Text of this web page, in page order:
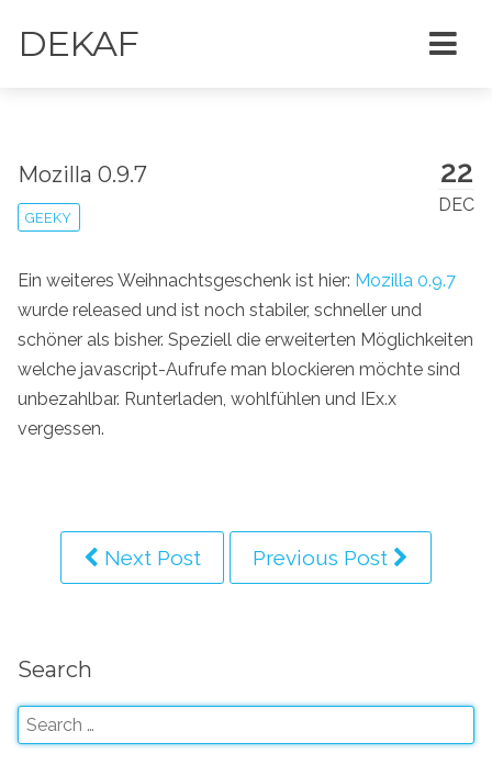
DEKAF
22
DEC
Mozilla 0.9.7
GEEKY
Ein weiteres Weihnachtsgeschenk ist hier: Mozilla 0.9.7
wurde released und ist noch stabiler, schneller und
schöner als bisher. Speziell die erweiterten Möglichkeiten
welche javascript-Aufrufe man blockieren möchte sind
unbezahlbar. Runterladen, wohlfühlen und IEx.x
vergessen.
Next Post Previous Post
Search